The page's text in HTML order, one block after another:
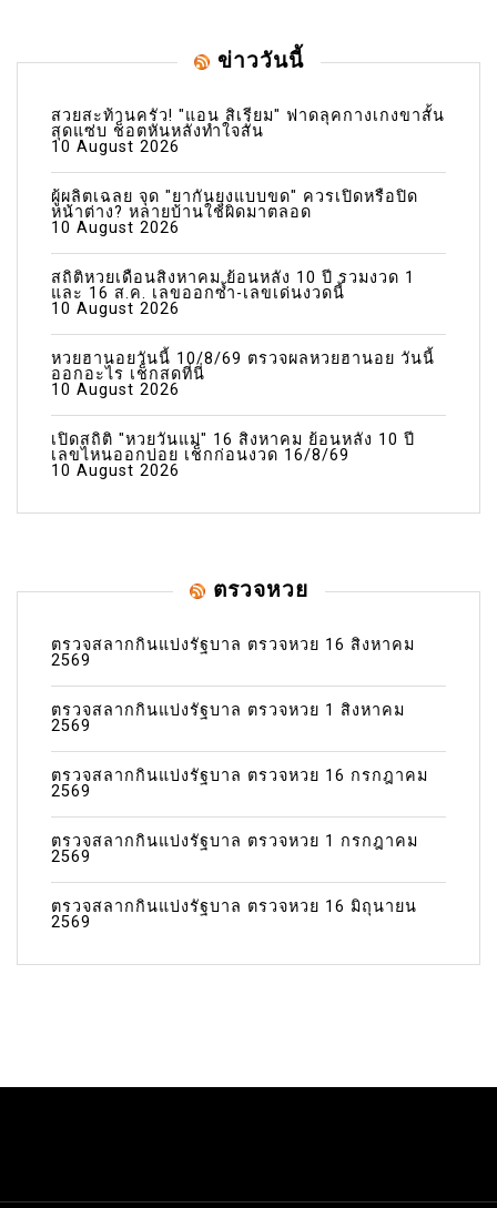
ข่าววันนี้
สวยสะท้านครัว! "แอน สิเรียม" ฟาดลุคกางเกงขาสั้น
สุดแซ่บ ช็อตหันหลังทำใจสั่น
10 August 2026
ผู้ผลิตเฉลย จุด "ยากันยุงแบบขด" ควรเปิดหรือปิด
หน้าต่าง? หลายบ้านใช้ผิดมาตลอด
10 August 2026
สถิติหวยเดือนสิงหาคม ย้อนหลัง 10 ปี รวมงวด 1
และ 16 ส.ค. เลขออกซ้ำ-เลขเด่นงวดนี้
10 August 2026
หวยฮานอยวันนี้ 10/8/69 ตรวจผลหวยฮานอย วันนี้
ออกอะไร เช็กสดที่นี่
10 August 2026
เปิดสถิติ "หวยวันแม่" 16 สิงหาคม ย้อนหลัง 10 ปี
เลขไหนออกบ่อย เช็กก่อนงวด 16/8/69
10 August 2026
ตรวจหวย
ตรวจสลากกินแบ่งรัฐบาล ตรวจหวย 16 สิงหาคม
2569
ตรวจสลากกินแบ่งรัฐบาล ตรวจหวย 1 สิงหาคม
2569
ตรวจสลากกินแบ่งรัฐบาล ตรวจหวย 16 กรกฎาคม
2569
ตรวจสลากกินแบ่งรัฐบาล ตรวจหวย 1 กรกฎาคม
2569
ตรวจสลากกินแบ่งรัฐบาล ตรวจหวย 16 มิถุนายน
2569